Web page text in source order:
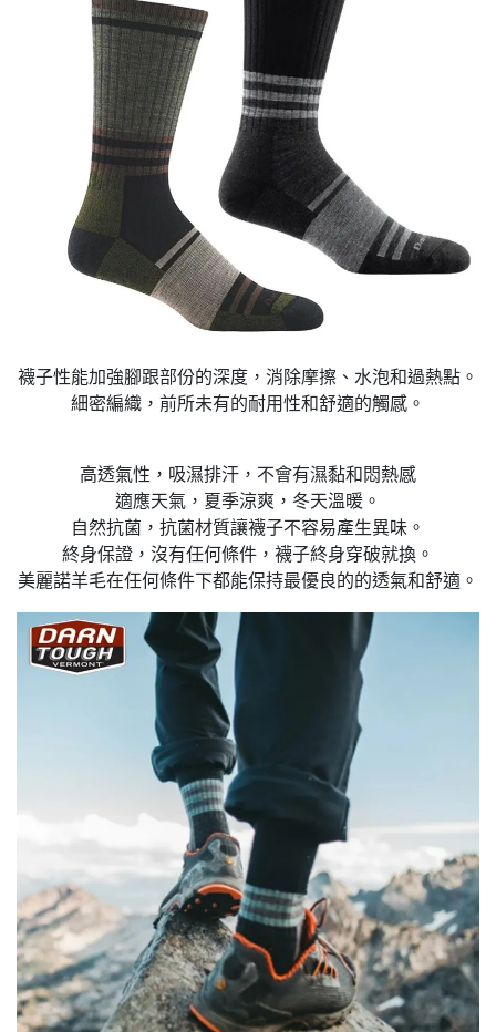
襪子性能加強腳跟部份的深度，消除摩擦、水泡和過熱點。
細密編織，前所未有的耐用性和舒適的觸感。
高透氣性，吸濕排汗，不會有濕黏和悶熱感
適應天氣，夏季涼爽，冬天溫暖。
自然抗菌，抗菌材質讓襪子不容易產生異味。
終身保證，沒有任何條件，襪子終身穿破就換。
美麗諾羊毛在任何條件下都能保持最優良的的透氣和舒適。